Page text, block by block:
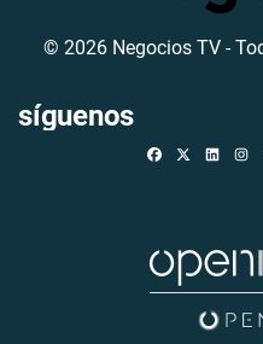
© 2026 Negocios TV -
síguenos
Facebook